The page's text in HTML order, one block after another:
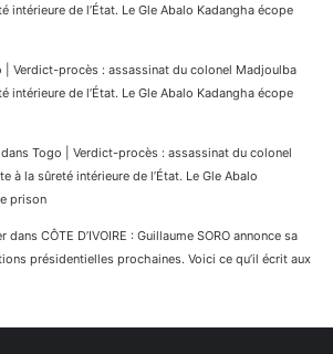
intérieure de l’État. Le Gle Abalo Kadangha écope
| Verdict-procès : assassinat du colonel Madjoulba
intérieure de l’État. Le Gle Abalo Kadangha écope
dans Togo | Verdict-procès : assassinat du colonel
à la sûreté intérieure de l’État. Le Gle Abalo
prison
dans CÔTE D’IVOIRE : Guillaume SORO annonce sa
présidentielles prochaines. Voici ce qu’il écrit aux